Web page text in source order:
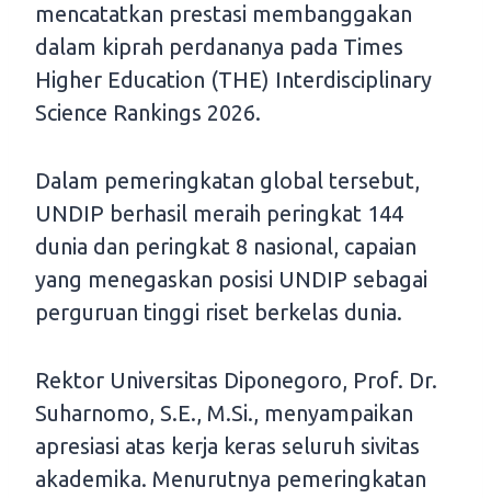
mencatatkan prestasi membanggakan
dalam kiprah perdananya pada Times
Higher Education (THE) Interdisciplinary
Science Rankings 2026.
Dalam pemeringkatan global tersebut,
UNDIP berhasil meraih peringkat 144
dunia dan peringkat 8 nasional, capaian
yang menegaskan posisi UNDIP sebagai
perguruan tinggi riset berkelas dunia.
Rektor Universitas Diponegoro, Prof. Dr.
Suharnomo, S.E., M.Si., menyampaikan
apresiasi atas kerja keras seluruh sivitas
akademika. Menurutnya pemeringkatan